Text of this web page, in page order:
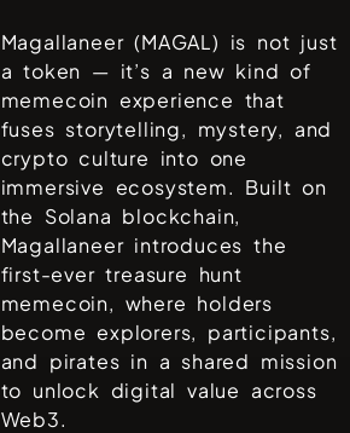
Magallaneer (MAGAL) is not just
a token — it’s a new kind of
memecoin experience that
fuses storytelling, mystery, and
crypto culture into one
immersive ecosystem. Built on
the Solana blockchain,
Magallaneer introduces the
first-ever treasure hunt
memecoin, where holders
become explorers, participants,
and pirates in a shared mission
to unlock digital value across
Web3.